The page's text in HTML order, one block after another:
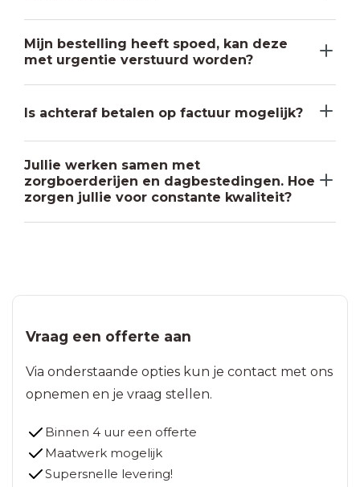
Mijn bestelling heeft spoed, kan deze
met urgentie verstuurd worden?
Is achteraf betalen op factuur mogelijk?
Jullie werken samen met
zorgboerderijen en dagbestedingen. Hoe
zorgen jullie voor constante kwaliteit?
Vraag een offerte aan
Via onderstaande opties kun je contact met ons
opnemen en je vraag stellen.
Binnen 4 uur een offerte
Maatwerk mogelijk
Supersnelle levering!